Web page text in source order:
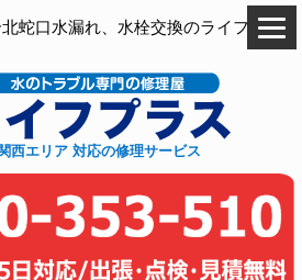
蛇口水漏れ、水栓交換のライフプラ
関西エリア 対応の修理サービス